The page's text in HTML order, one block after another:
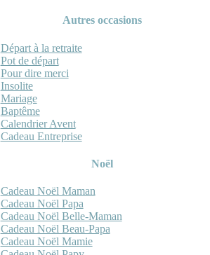
Autres occasions
Départ à la retraite
Pot de départ
Pour dire merci
Insolite
Mariage
Baptême
Calendrier Avent
Cadeau Entreprise
Noël
Cadeau Noël Maman
Cadeau Noël Papa
Cadeau Noël Belle-Maman
Cadeau Noël Beau-Papa
Cadeau Noël Mamie